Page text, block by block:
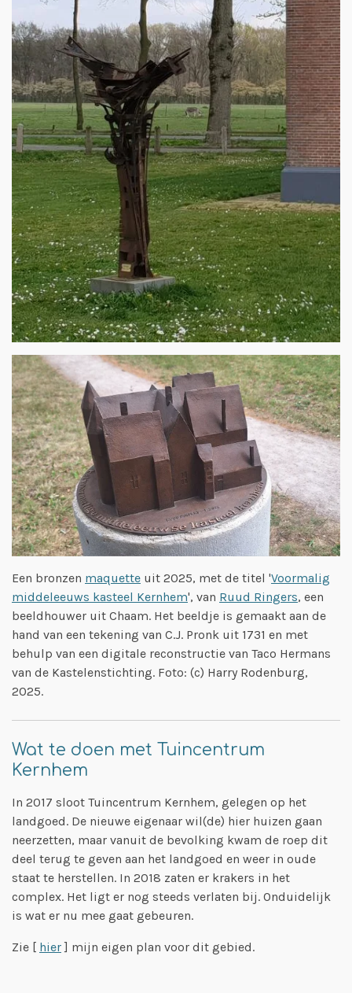
Een bronzen maquette uit 2025, met de titel 'Voormalig
middeleeuws kasteel Kernhem', van Ruud Ringers, een
beeldhouwer uit Chaam. Het beeldje is gemaakt aan de
hand van een tekening van C.J. Pronk uit 1731 en met
behulp van een digitale reconstructie van Taco Hermans
van de Kastelenstichting. Foto: (c) Harry Rodenburg,
2025.
Wat te doen met Tuincentrum
Kernhem
In 2017 sloot Tuincentrum Kernhem, gelegen op het
landgoed. De nieuwe eigenaar wil(de) hier huizen gaan
neerzetten, maar vanuit de bevolking kwam de roep dit
deel terug te geven aan het landgoed en weer in oude
staat te herstellen. In 2018 zaten er krakers in het
complex. Het ligt er nog steeds verlaten bij. Onduidelijk
is wat er nu mee gaat gebeuren.
Zie [ hier ] mijn eigen plan voor dit gebied.